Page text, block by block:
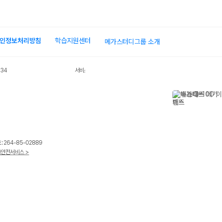
정보처리방침 학습지원센터 메가스터디그룹 소개
서비스 가입사실 확인
호 : 264-85-02889
전서비스 >